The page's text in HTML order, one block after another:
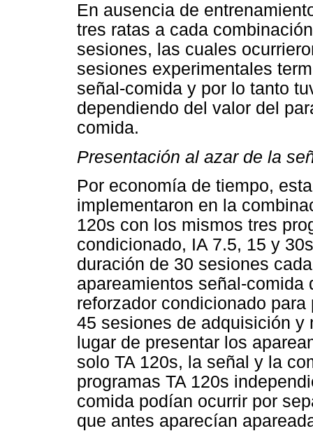
En ausencia de
tres ratas a cada
sesiones, las cuales
sesiones experimentales
señal-comida y por lo tanto
dependiendo del valor del
comida.
Presentación al azar de la
Por economía de tiempo,
implementaron en la
120s con los mismos tres
condicionado, IA 7.5, 15 y
duración de 30 sesiones
apareamientos señal-
reforzador condicionado
45 sesiones de adquisición y
lugar de presentar los
solo TA 120s, la señal y la
programas TA 120s
comida podían ocurrir por
que antes aparecían